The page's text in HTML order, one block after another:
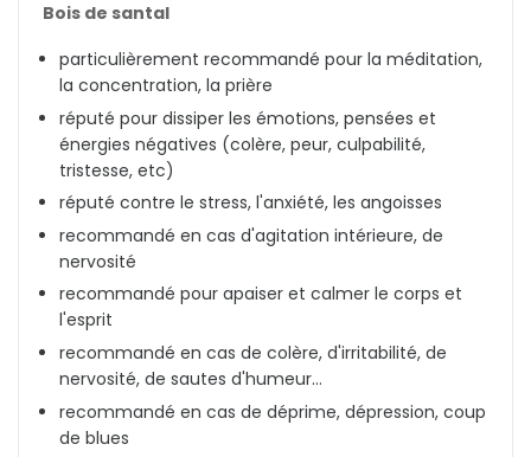
Bois de santal
particulièrement recommandé pour la méditation,
la concentration, la prière
réputé pour dissiper les émotions, pensées et
énergies négatives (colère, peur, culpabilité,
tristesse, etc)
réputé contre le stress, l'anxiété, les angoisses
recommandé en cas d'agitation intérieure, de
nervosité
recommandé pour apaiser et calmer le corps et
l'esprit
recommandé en cas de colère, d'irritabilité, de
nervosité, de sautes d'humeur...
recommandé en cas de déprime, dépression, coup
de blues